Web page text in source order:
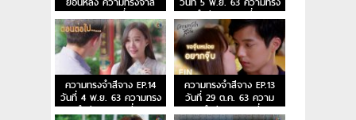
จาง ตอนที่ 16
จำสีจาง ตอนที่ 15
ความทรงจำสีจาง EP.14
วันที่ 4 พ.ย. 63 ความทรง
จำสีจาง ตอนที่ 14
ความทรงจำสีจาง EP.13
วันที่ 29 ต.ค. 63 ความ
ทรงจำสีจาง ตอนที่ 13